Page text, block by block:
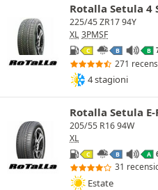
Rotalla Setula 4
225/45 ZR17 94Y
XL 3PMSF
C B B
271
4 stagioni
Rotalla Setula E-
205/55 R16 94W
XL
C B A
31
Estate